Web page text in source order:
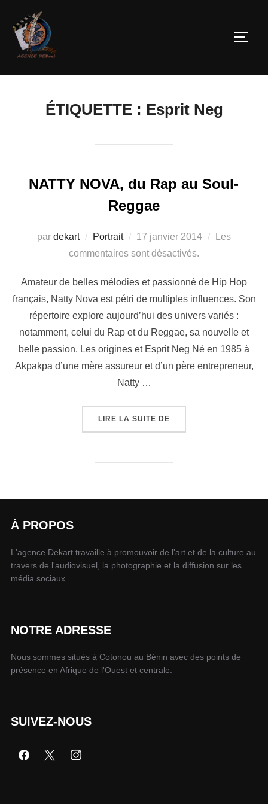
ÉTIQUETTE : Esprit Neg
NATTY NOVA, du Rap au Soul-
Reggae
par dekart Portrait 17 janvier 2014
Les
commentaires sont désactivés.
Amateur de belles mélodies et passionné de Hip Hop
français, Natty Nova est pétri de multiples influences. Son
répertoire explore aujourd’hui des univers variés :
notamment, celui du Rap et du Reggae, sa nouvelle et
belle passion. Les origines et Esprit Neg Né en 1985 à
Akpakpa d’une mère assureur et d’un père entrepreneur,
Natty …
LIRE LA SUITE DE
À PROPOS
L'agence Dekart travaille à promouvoir de l'art et de la culture au
travers de l'audiovisuel, la photographie et la diffusion sur les
média sociaux.
NOTRE ADRESSE
Nous sommes situés à Cotonou au Bénin avec des points de
présence en Afrique de l'Ouest et centrale.
SUIVEZ-NOUS